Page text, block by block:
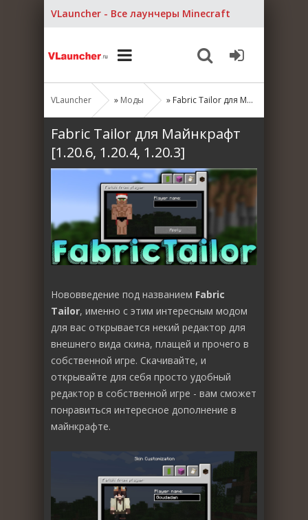
VLauncher - Все лаунчеры Minecraft
VLauncher » Моды » Fabric Tailor для Майнкрафт [1.20.6, 1.20.4, 1.20.3]
Fabric Tailor для Майнкрафт
[1.20.6, 1.20.4, 1.20.3]
Нововведение под названием Fabric
Tailor, именно с этим интересным модом
для вас открывается некий редактор для
внешнего вида скина, плащей и прочего в
собственной игре. Скачивайте, и
открывайте для себя просто удобный
редактор в собственной игре - вам сможет
понравиться интересное дополнение в
майнкрафте.